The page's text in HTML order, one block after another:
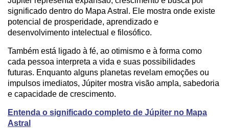
significado dentro do Mapa Astral. Ele mostra onde existe
potencial de prosperidade, aprendizado e
desenvolvimento intelectual e filosófico.
Também está ligado à fé, ao otimismo e à forma como
cada pessoa interpreta a vida e suas possibilidades
futuras. Enquanto alguns planetas revelam emoções ou
impulsos imediatos, Júpiter mostra visão ampla, sabedoria
e capacidade de crescimento.
Entenda o significado completo de Júpiter no Mapa
Astral